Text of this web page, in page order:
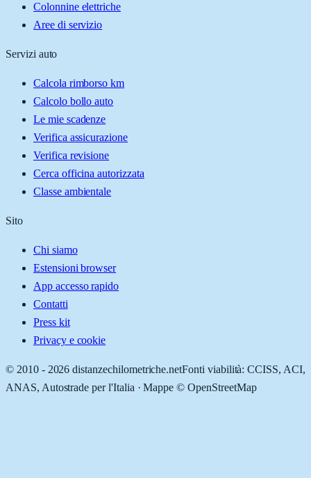
Colonnine elettriche
Aree di servizio
Servizi auto
Calcola rimborso km
Calcolo bollo auto
Le mie scadenze
Verifica assicurazione
Verifica revisione
Cerca officina autorizzata
Classe ambientale
Sito
Chi siamo
Estensioni browser
App accesso rapido
Contatti
Press kit
Privacy e cookie
© 2010 - 2026 distanzechilometriche.netFonti viabilità: CCISS, ACI,
ANAS, Autostrade per l'Italia · Mappe © OpenStreetMap